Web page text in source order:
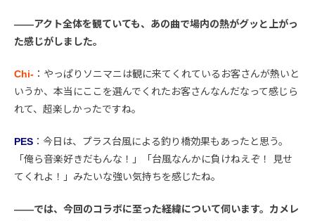
――アクト全体を観ていても、あの曲で場内の熱がグッと上がっ
た感じがしました。
Chi- ：やっぱりソニマニは観に来てくれているお客さんが熱いと
いうか、本当にここを選んでくれたお客さんなんだなって感じら
れて、超楽しかったですね。
PES ：今日は、プラス台風による釣り橋効果もあったと思う。
「俺ら音楽好きだもんな！」「台風なんかに負けねえぞ！ 見せ
てくれよ！」みたいな強い気持ちを感じたね。
――では、今回のコラボに至った経緯について伺います。カメレ